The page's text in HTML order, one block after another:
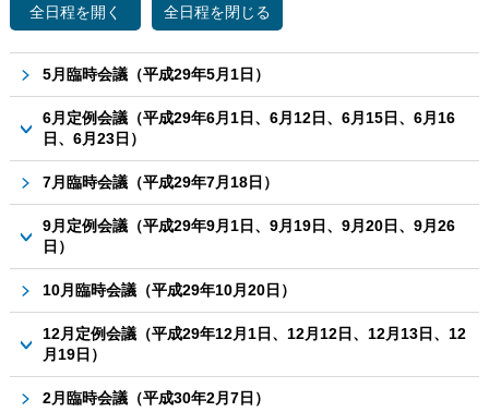
5月臨時会議（平成29年5月1日）
6月定例会議（平成29年6月1日、6月12日、6月15日、6月16
日、6月23日）
平成29年芽室町議会定例会6月定例会議議事日程〔第1号〕
平成29年芽室町議会定例会6月定例会議議事日程〔第2号〕
平成29年芽室町議会定例会6月定例会議議事日程〔第3号〕
平成29年芽室町議会定例会6月定例会議議事日程〔第4号〕
平成29年芽室町議会定例会6月定例会議議事日程〔第5号〕
7月臨時会議（平成29年7月18日）
9月定例会議（平成29年9月1日、9月19日、9月20日、9月26
日）
平成29年芽室町議会定例会9月定例会議議事日程〔第1号〕
平成29年芽室町議会定例会9月定例会議議事日程〔第2号〕
平成29年芽室町議会定例会9月定例会議議事日程〔第3号〕
平成29年芽室町議会定例会9月定例会議議事日程〔第4号〕
10月臨時会議（平成29年10月20日）
12月定例会議（平成29年12月1日、12月12日、12月13日、12
月19日）
平成29年芽室町議会定例会12月定例会議議事日程〔第1号〕
2月臨時会議（平成30年2月7日）